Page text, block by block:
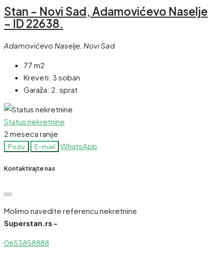
Stan – Novi Sad, Adamovićevo Naselje
– ID 22638.
Adamovićevo Naselje, Novi Sad
77 m2
Kreveti: 3 soban
Garaža: 2. sprat
Status nekretnine
2 meseca ranije
Poziv E-mail WhatsApp
Kontaktirajte nas
Molimo navedite referencu nekretnine
Superstan.rs -
0653858888